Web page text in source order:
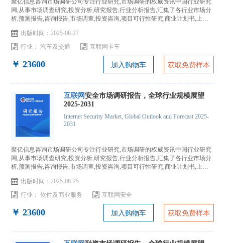
聚亿信息咨询市场调研公司专注行业研究,市场调研的权威资讯中国行业研究
网,从事市场调查研究,投资分析,研究报告,行业分析报告,汇集了各行业市场分
析,预测报告,咨询报告,市场调查,投资咨询,项目可行性研究,商业计划书,上市
出版时间：2025-08-27
行业：汽车及交通 互联网卡车
￥ 23600 加入购物车 获取免费样本
互联网安全市场调研报告，全球行业规模展望
2025-2031
Internet Security Market, Global Outlook and Forecast 2025-
2031
聚亿信息咨询市场调研公司专注行业研究,市场调研的权威资讯中国行业研究
网,从事市场调查研究,投资分析,研究报告,行业分析报告,汇集了各行业市场分
析,预测报告,咨询报告,市场调查,投资咨询,项目可行性研究,商业计划书,上市
出版时间：2025-08-25
行业：软件及商业服务 互联网安全
￥ 23600 加入购物车 获取免费样本